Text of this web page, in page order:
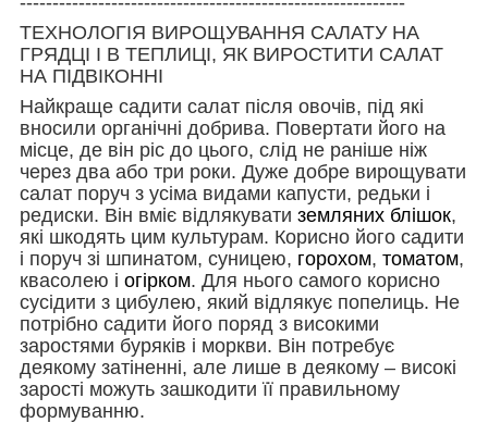
ТЕХНОЛОГІЯ ВИРОЩУВАННЯ САЛАТУ НА
ГРЯДЦІ І В ТЕПЛИЦІ, ЯК ВИРОСТИТИ САЛАТ
НА ПІДВІКОННІ
Найкраще садити салат після овочів, під які
вносили органічні добрива. Повертати його на
місце, де він ріс до цього, слід не раніше ніж
через два або три роки. Дуже добре вирощувати
салат поруч з усіма видами капусти, редьки і
редиски. Він вміє відлякувати земляних блішок,
які шкодять цим культурам. Корисно його садити
і поруч зі шпинатом, суницею, горохом, томатом,
квасолею і огірком. Для нього самого корисно
сусідити з цибулею, який відлякує попелиць. Не
потрібно садити його поряд з високими
заростями буряків і моркви. Він потребує
деякому затіненні, але лише в деякому – високі
зарості можуть зашкодити її правильному
формуванню.